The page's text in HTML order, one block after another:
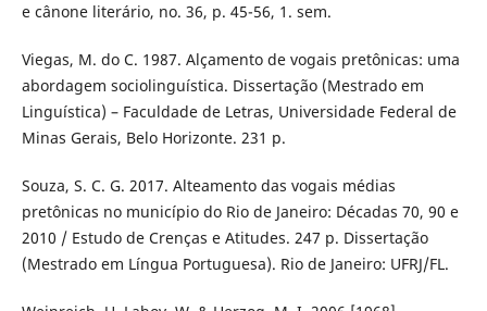
e cânone literário, no. 36, p. 45-56, 1. sem.
Viegas, M. do C. 1987. Alçamento de vogais pretônicas: uma
abordagem sociolinguística. Dissertação (Mestrado em
Linguística) – Faculdade de Letras, Universidade Federal de
Minas Gerais, Belo Horizonte. 231 p.
Souza, S. C. G. 2017. Alteamento das vogais médias
pretônicas no município do Rio de Janeiro: Décadas 70, 90 e
2010 / Estudo de Crenças e Atitudes. 247 p. Dissertação
(Mestrado em Língua Portuguesa). Rio de Janeiro: UFRJ/FL.